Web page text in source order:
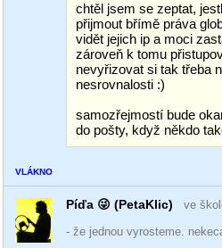
chtěl jsem se zeptat,
přijmout břímě práva
vidět jejich ip a moci
zároveň k tomu
nevyřizovat si tak třeba
nesrovnalosti :)
samozřejmostí bude
do pošty, když někdo
VLÁKNO
Píďa 😜 (PetaKlic)
ve
- že jednou vyrosteme.